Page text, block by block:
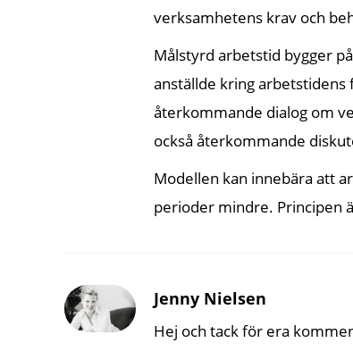
verksamhetens krav och
Målstyrd arbetstid bygger
anställde kring arbetstidens
återkommande dialog om
också återkommande
Modellen kan innebära att
perioder mindre. Principen
Jenny Nielsen
Hej och tack för era